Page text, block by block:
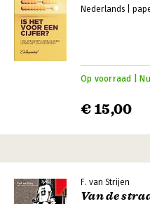
Nederlands |
Op voorraad |
€ 15,00
F. van Strijen
Van de